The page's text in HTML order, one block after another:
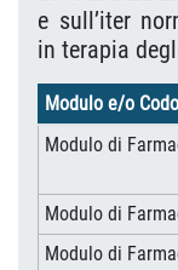
e sull’iter
in terapia
Modulo e/o
Modulo di
Modulo di
Modulo di